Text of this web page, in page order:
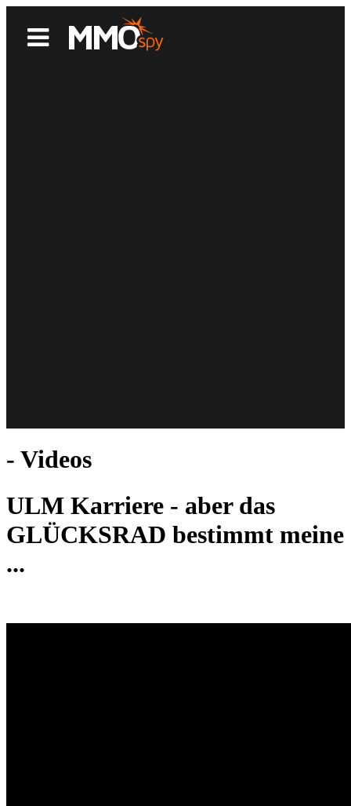
- Videos
ULM Karriere - aber das
GLÜCKSRAD bestimmt meine
...